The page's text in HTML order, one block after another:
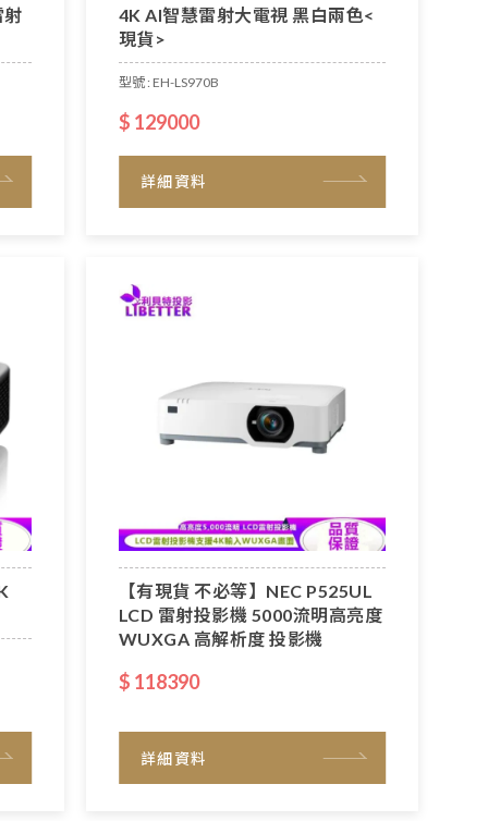
射
4K AI智慧雷射大電視 黑白兩色<
現貨>
型號 : EH-LS970B
$ 129000
詳細資料
【有現貨 不必等】NEC P525UL
LCD 雷射投影機 5000流明高亮度
WUXGA 高解析度 投影機
$ 118390
詳細資料